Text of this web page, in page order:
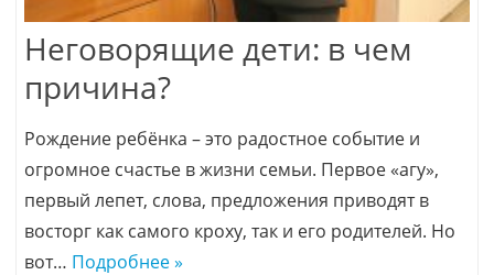
Неговорящие дети: в чем
причина?
Рождение ребёнка – это радостное событие и
огромное счастье в жизни семьи. Первое «агу»,
первый лепет, слова, предложения приводят в
восторг как самого кроху, так и его родителей. Но
вот… Подробнее »